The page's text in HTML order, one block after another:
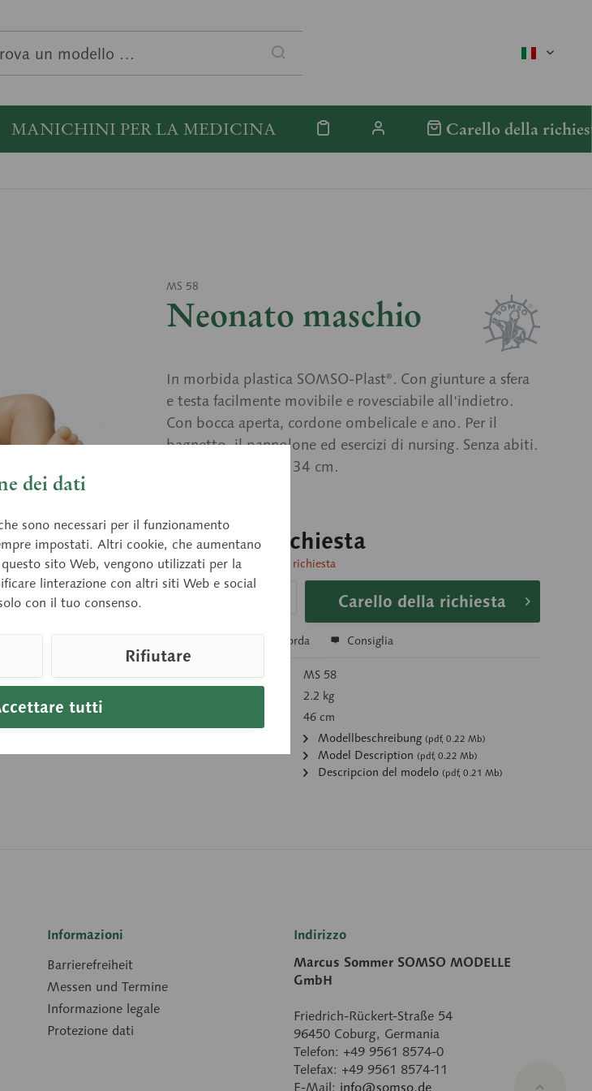
MANICHINI PER LA MEDICINA Carello della
MS 58
Neonato maschio
In morbida plastica SOMSO-Plast®. Con giunture a sfera
e testa facilmente movibile e rovesciabile all'indietro.
Con bocca aperta, cordone ombelicale e ano. Per il
bagnetto, il pannolone ed esercizi di nursing. Senza abiti.
Circonferenza testa 34 cm.
Prezzo su richiesta
Tempi di consegna su richiesta
Carello della richiesta
Ricorda Consiglia
Numero articolo:
MS 58
2.2 kg
46 cm
Modellbeschreibung (pdf, 0.22 Mb)
Model Description (pdf, 0.22 Mb)
Descripcion del modelo (pdf, 0.21 Mb)
Informazioni
Barrierefreiheit
Messen und Termine
Informazione legale
Protezione dati
Indirizzo
Marcus Sommer SOMSO MODELLE
GmbH
Friedrich-Rückert-Straße 54
96450 Coburg, Germania
Telefon: +49 9561 8574-0
Telefax: +49 9561 8574-11
E-Mail: info@somso.de
dei dati
sono necessari per il funzionamento
impostati. Altri cookie, che aumentano
sito Web, vengono utilizzati per la
linterazione con altri siti Web e social
con il tuo consenso.
tutti
Rifiutare